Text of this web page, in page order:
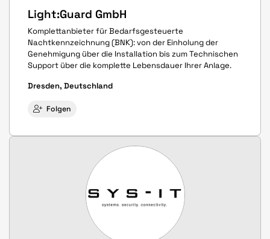
Light:Guard GmbH
Komplettanbieter für Bedarfsgesteuerte
Nachtkennzeichnung (BNK): von der Einholung der
Genehmigung über die Installation bis zum Technischen
Support über die komplette Lebensdauer Ihrer Anlage.
Dresden, Deutschland
Folgen